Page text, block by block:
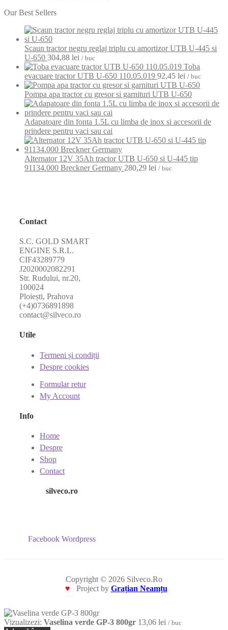
Our Best Sellers
Scaun tractor negru reglaj triplu cu amortizor UTB U-445 si
U-650 304,88 lei / buc
Toba
evacuare tractor UTB U-650 110.05.019 92,45 lei / buc
Pompa apa tractor cu gresor si garnituri UTB U-650
Adapatoare din fonta 1.5L cu limba de inox si accesorii de
prindere pentru vaci sau cai
Alternator 12V 35Ah tractor UTB U-650 si U-445 tip
91134.000 Breckner Germany 280,29 lei / buc
Contact
S.C. GOLD SMART
ENGINE S.R.L.
CIF43289779
J2020002082291
Str. Rudului, nr.20,
100024
Ploiești, Prahova
(+4)0736891898
contact@silveco.ro
Utile
Termeni și condiții
Despre cookies
Formular retur
My Account
Info
Home
Despre
Shop
Contact
silveco.ro
Facebook Wordpress
Copyright © 2026 Silveco.Ro
♥
Project by Grațian Neamțu
Vizualizezi: Vaselina verde GP-3 800gr 13,06 lei / buc